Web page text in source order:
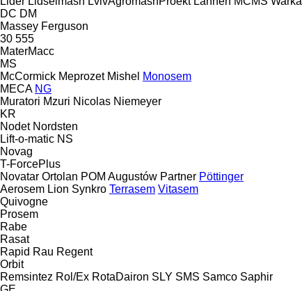
DC DM
Massey Ferguson
30 555
MaterMacc
MS
McCormick Meprozet Mishel Monosem
MECA NG
Muratori Mzuri Nicolas Niemeyer
KR
Nodet Nordsten
Lift-o-matic NS
Novag
T-ForcePlus
Novatar Ortolan POM Augustów Partner Pöttinger
Aerosem Lion Synkro Terrasem Vitasem
Quivogne
Prosem
Rabe
Rasat
Rapid Rau Regent
Orbit
Remsintez Rol/Ex RotaDairon SLY SMS Samco Saphir